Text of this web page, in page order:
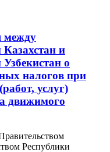
между
и
о
налогов при
услуг)
движимого
Республики